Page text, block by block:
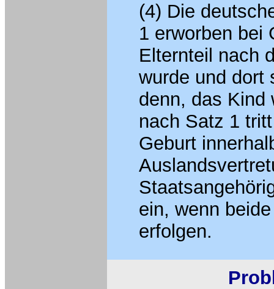
(4) Die
1 erworben bei
Elternteil nach
wurde und dort
denn, das Kind
nach Satz 1
Geburt
ein, wenn
erfolgen.